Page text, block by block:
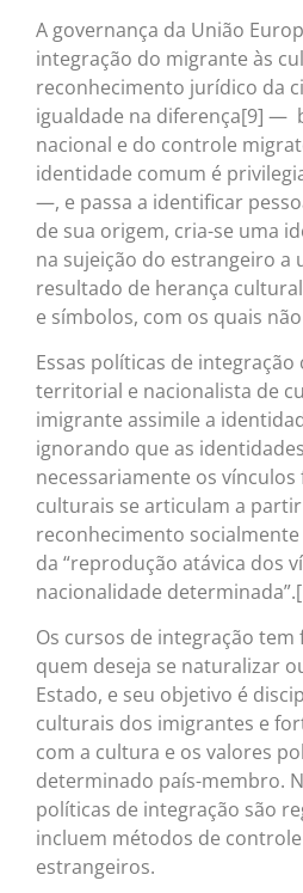
A governança da União
integração do migrante às
reconhecimento jurídico da
igualdade na diferença[9] —
nacional e do controle
identidade comum é
—, e passa a identificar
de sua origem, cria-se uma
na sujeição do estrangeiro a
resultado de herança
e símbolos, com os quais
Essas políticas de
territorial e nacionalista de
imigrante assimile a
ignorando que as
necessariamente os
culturais se articulam a
reconhecimento
da “reprodução atávica dos
nacionalidade
Os cursos de integração
quem deseja se naturalizar
Estado, e seu objetivo é
culturais dos imigrantes e
com a cultura e os valores
determinado país-membro.
políticas de integração são
incluem métodos de
estrangeiros.